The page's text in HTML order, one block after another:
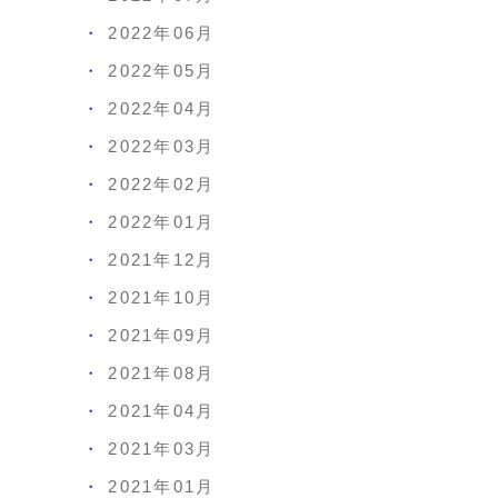
2022年06月
2022年05月
2022年04月
2022年03月
2022年02月
2022年01月
2021年12月
2021年10月
2021年09月
2021年08月
2021年04月
2021年03月
2021年01月